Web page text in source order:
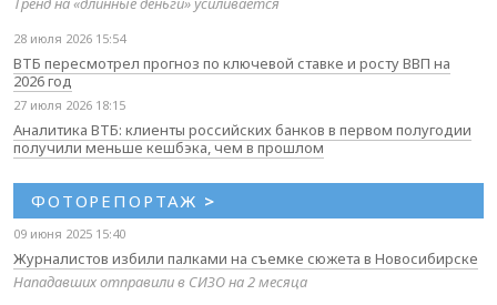
28 июля 2026 15:54
ВТБ пересмотрел прогноз по ключевой ставке и росту ВВП на
2026 год
27 июля 2026 18:15
Аналитика ВТБ: клиенты российских банков в первом полугодии
получили меньше кешбэка, чем в прошлом
ФОТОРЕПОРТАЖ >
09 июня 2025 15:40
Журналистов избили палками на съемке сюжета в Новосибирске
Нападавших отправили в СИЗО на 2 месяца